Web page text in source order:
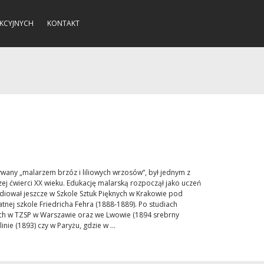
KONTAKT
„malarzem brzóz i liliowych wrzosów“, był jednym z
ćwierci XX wieku. Edukację malarską rozpoczął jako uczeń
jeszcze w Szkole Sztuk Pięknych w Krakowie pod
szkole Friedricha Fehra (1888-1889). Po studiach
w TZSP w Warszawie oraz we Lwowie (1894 srebrny
(1893) czy w Paryżu, gdzie w ...